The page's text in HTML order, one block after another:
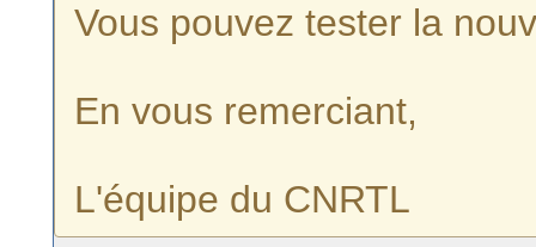
Vous pouvez tester la
En vous remerciant,
L'équipe du CNRTL